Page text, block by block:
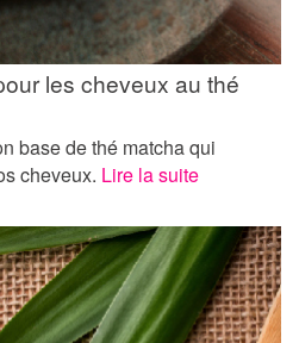
les cheveux au thé
base de thé matcha qui
cheveux. Lire la suite